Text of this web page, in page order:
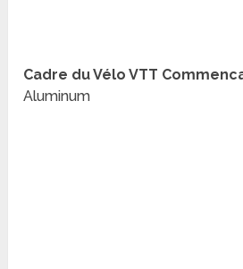
Cadre du Vélo VTT
Aluminum